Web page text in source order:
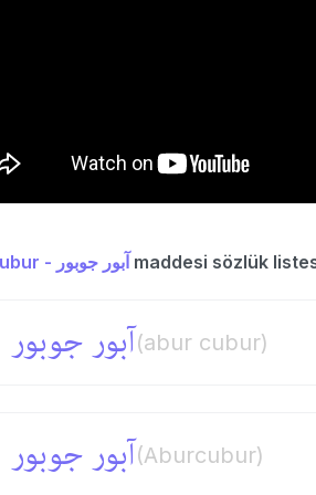
Aburcubur - آبور جوبور maddesi sözlük
آبور جوبور(abur cubur)
آبور جوبور(Aburcubur)